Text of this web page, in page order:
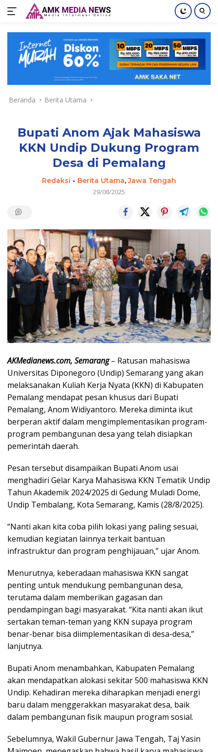
konten
Beranda Berita Utama
Bupati Anom Ajak Mahasiswa
KKN Undip Dukung Program
Desa di Pemalang
Redaksi - Berita Utama,Jawa Tengah
29/08/2025
AKMedianews.com, Semarang– Ratusan mahasiswa
Universitas Diponegoro (Undip) Semarang yang akan
melaksanakan Kuliah Kerja Nyata (KKN) di Kabupaten
Pemalang mendapat pesan khusus dari Bupati
Pemalang, Anom Widiyantoro. Mereka diminta ikut
berperan aktif dalam mengimplementasikan program-
program pembangunan desa yang telah disiapkan
pemerintah daerah.
Pesan tersebut disampaikan Bupati Anom usai
menghadiri Gelar Karya Mahasiswa KKN Tematik Undip
Tahun Akademik 2024/2025 di Gedung Muladi Dome,
Undip Tembalang, Kota Semarang, Kamis (28/8/2025).
“Nanti akan kita coba pilih lokasi yang paling sesuai,
kemudian kegiatan lainnya terkait bantuan
infrastruktur dan program penghijauan,” ujar Anom.
Menurutnya, keberadaan mahasiswa KKN sangat
penting untuk mendukung pembangunan desa,
terutama dalam memberikan gagasan dan
pendampingan bagi masyarakat. “Kita nanti akan ikut
sertakan teman-teman yang KKN supaya program
benar-benar bisa diimplementasikan di desa-desa,”
lanjutnya.
Bupati Anom menambahkan, Kabupaten Pemalang
akan mendapatkan alokasi sekitar 500 mahasiswa KKN
Undip. Kehadiran mereka diharapkan menjadi energi
baru dalam menggerakkan masyarakat desa, baik
dalam pembangunan fisik maupun program sosial.
Sebelumnya, Wakil Gubernur Jawa Tengah, Taj Yasin